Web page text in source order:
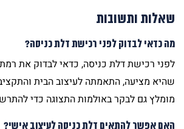
שאלות ותשובות
מה כדאי לבדוק לפני רכישת דלת כניסה?
לפני רכישת דלת כניסה, כדאי לבדוק את
שהיא מציעה, התאמתה לעיצוב הבית
מומלץ גם לבקר באולמות התצוגה כדי
האם אפשר להתאים דלת כניסה לעיצוב אישי?